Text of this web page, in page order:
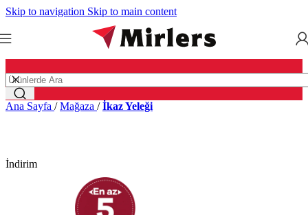
Skip to navigation Skip to main content
Ana Sayfa / Mağaza / İkaz Yeleği
İndirim